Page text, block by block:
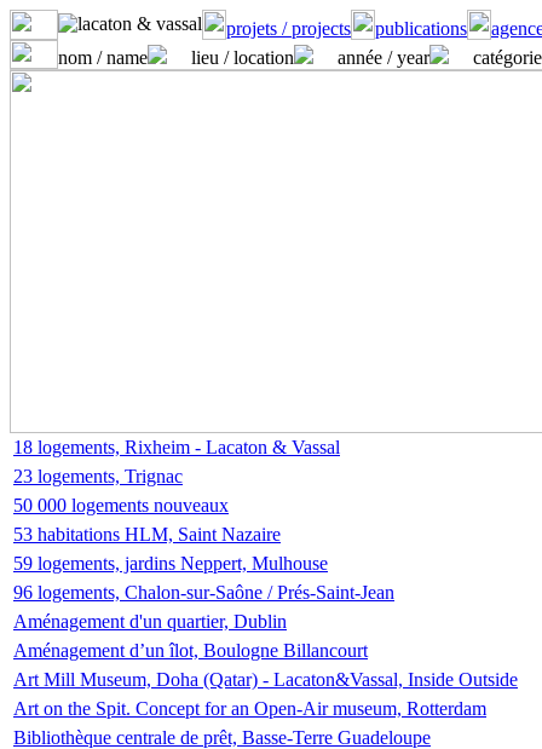
projets / projects publications
nom / name
lieu / location année / year
18 logements, Rixheim - Lacaton & Vassal
23 logements, Trignac
50 000 logements nouveaux
53 habitations HLM, Saint Nazaire
59 logements, jardins Neppert, Mulhouse
96 logements, Chalon-sur-Saône / Prés-Saint-Jean
Aménagement d'un quartier, Dublin
Aménagement d’un îlot, Boulogne Billancourt
Art Mill Museum, Doha (Qatar) - Lacaton&Vassal, Inside Outside
Art on the Spit. Concept for an Open-Air museum, Rotterdam
Bibliothèque centrale de prêt, Basse-Terre Guadeloupe